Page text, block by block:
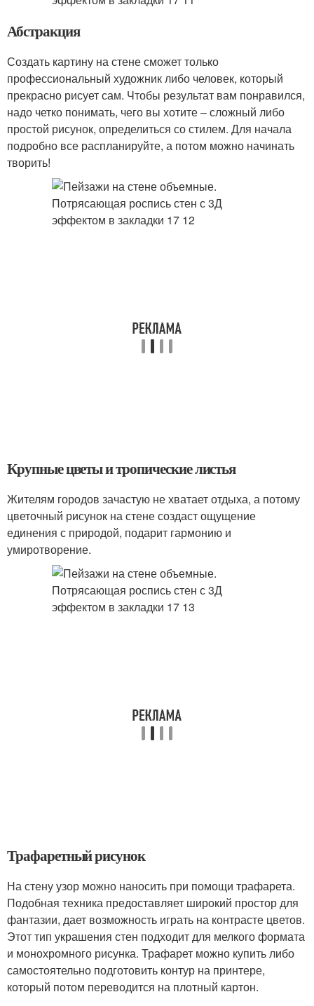
Абстракция
Создать картину на стене сможет только
профессиональный художник либо человек, который
прекрасно рисует сам. Чтобы результат вам понравился,
надо четко понимать, чего вы хотите – сложный либо
простой рисунок, определиться со стилем. Для начала
подробно все распланируйте, а потом можно начинать
творить!
Крупные цветы и тропические листья
Жителям городов зачастую не хватает отдыха, а потому
цветочный рисунок на стене создаст ощущение
единения с природой, подарит гармонию и
умиротворение.
Трафаретный рисунок
На стену узор можно наносить при помощи трафарета.
Подобная техника предоставляет широкий простор для
фантазии, дает возможность играть на контрасте цветов.
Этот тип украшения стен подходит для мелкого формата
и монохромного рисунка. Трафарет можно купить либо
самостоятельно подготовить контур на принтере,
который потом переводится на плотный картон.